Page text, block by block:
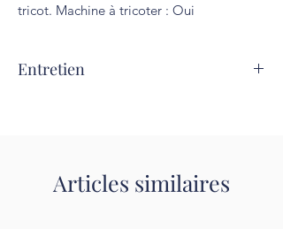
tricot. Machine à tricoter : Oui
Entretien
Articles similaires